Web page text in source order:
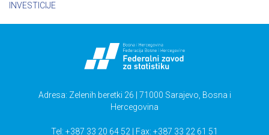
INVESTICIJE
Adresa: Zelenih beretki 26 | 71000 Sarajevo, Bosna i
Hercegovina
Tel: +387 33 20 64 52 | Fax: +387 33 22 61 51